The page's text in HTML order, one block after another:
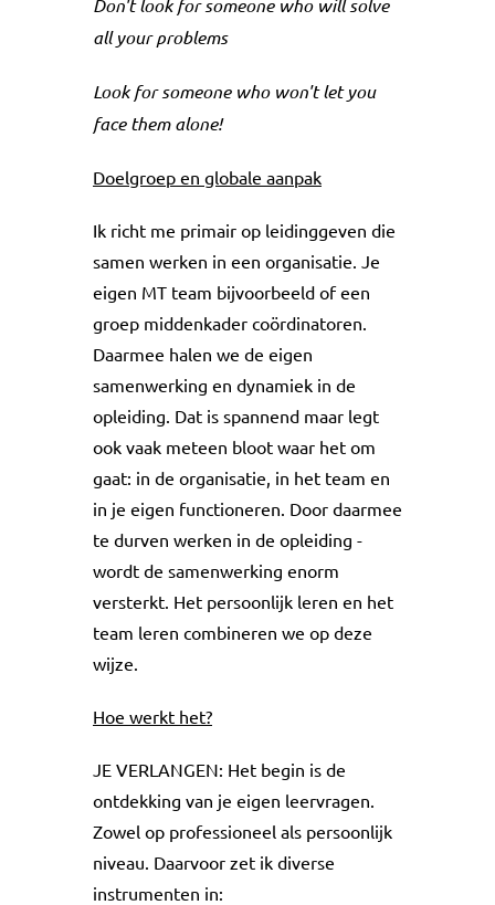
Don't look for someone who will solve
all your problems
Look for someone who won't let you
face them alone!
Doelgroep en globale aanpak
Ik richt me primair op leidinggeven die
samen werken in een organisatie. Je
eigen MT team bijvoorbeeld of een
groep middenkader coördinatoren.
Daarmee halen we de eigen
samenwerking en dynamiek in de
opleiding. Dat is spannend maar legt
ook vaak meteen bloot waar het om
gaat: in de organisatie, in het team en
in je eigen functioneren. Door daarmee
te durven werken in de opleiding -
wordt de samenwerking enorm
versterkt. Het persoonlijk leren en het
team leren combineren we op deze
wijze.
Hoe werkt het?
JE VERLANGEN: Het begin is de
ontdekking van je eigen leervragen.
Zowel op professioneel als persoonlijk
niveau. Daarvoor zet ik diverse
instrumenten in: